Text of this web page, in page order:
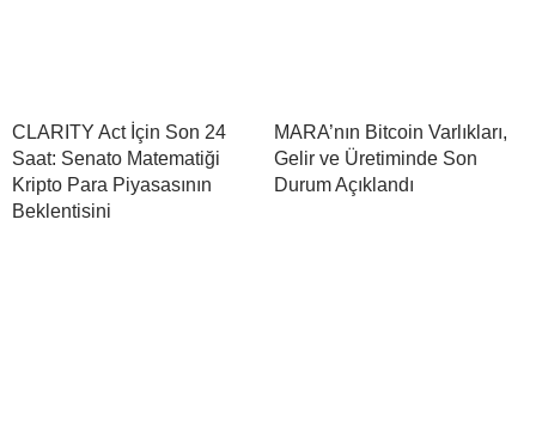
CLARITY Act İçin Son 24
Saat: Senato Matematiği
Kripto Para Piyasasının
Beklentisini
MARA’nın Bitcoin Varlıkları,
Gelir ve Üretiminde Son
Durum Açıklandı